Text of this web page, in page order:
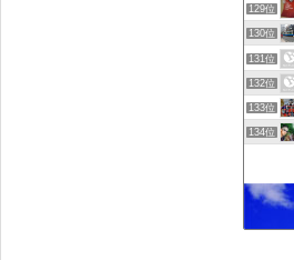
129位
130位
131位
132位
133位
134位